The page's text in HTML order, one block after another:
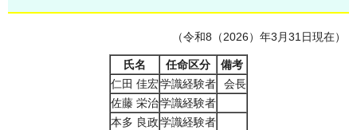
（令和8（2026）年3月31日現在）
氏名 任命区分
備考
仁田 佳宏学識経験者
会長
佐藤 栄治学識経験者
本多 良政学識経験者